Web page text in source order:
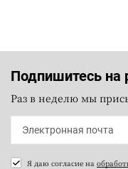
Подпишитесь на
Раз в неделю мы
Я даю согласие на